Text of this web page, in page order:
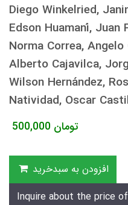
Diego Winkelried,
Edson Huamaní, Juan
Norma Correa,
Alberto Cajavilca,
Wilson Hernández,
Natividad, Oscar
500,000 تومان
افزودن به سبدخرید
Inquire about the price